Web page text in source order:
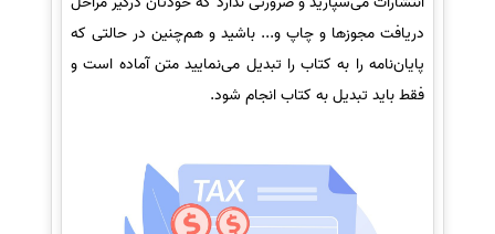
دریافت مجوزها و چاپ و... باشید و هم‌چنین در حالتی که
پایان‌نامه را به کتاب را تبدیل می‌نمایید متن آماده است و
فقط باید تبدیل به کتاب انجام شود.